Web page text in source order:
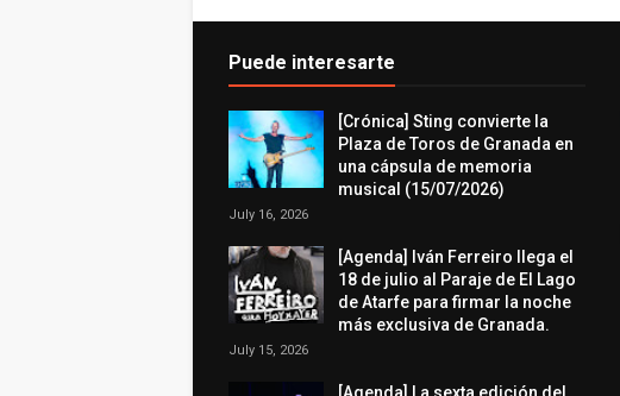
Puede interesarte
[Crónica] Sting convierte la
Plaza de Toros de Granada en
una cápsula de memoria
musical (15/07/2026)
July 16, 2026
[Agenda] Iván Ferreiro llega el
18 de julio al Paraje de El Lago
de Atarfe para firmar la noche
más exclusiva de Granada.
July 15, 2026